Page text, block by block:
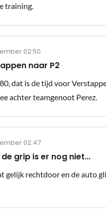
training.
02:50
naar P2
dat is de tijd voor
achter teamgenoot Perez.
02:47
grip is er nog niet...
gelijk rechtdoor en de auto